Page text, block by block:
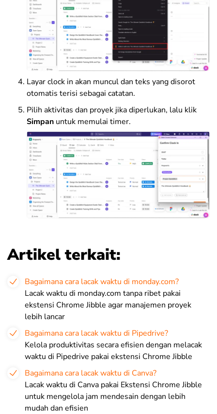
Layar clock in akan muncul dan teks yang disorot
otomatis terisi sebagai catatan.
Pilih aktivitas dan proyek jika diperlukan, lalu klik
Simpan untuk memulai timer.
Artikel terkait:
Bagaimana cara lacak waktu di monday.com?
Lacak waktu di monday.com tanpa ribet pakai
ekstensi Chrome Jibble agar manajemen proyek
lebih lancar
Bagaimana cara lacak waktu di Pipedrive?
Kelola produktivitas secara efisien dengan melacak
waktu di Pipedrive pakai ekstensi Chrome Jibble
Bagaimana cara lacak waktu di Canva?
Lacak waktu di Canva pakai Ekstensi Chrome Jibble
untuk mengelola jam mendesain dengan lebih
mudah dan efisien